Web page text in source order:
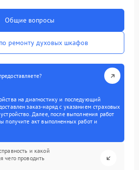
Общие вопросы
ремонту духовых шкафов
на диагностику и последующий
заказ-наряд с указанием страховых
Далее, после выполнения работ
получите акт выполненных работ и
и какой
чего проводить